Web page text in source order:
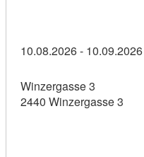
10.08.2026 - 10.09.2026
Winzergasse 3
2440 Winzergasse 3